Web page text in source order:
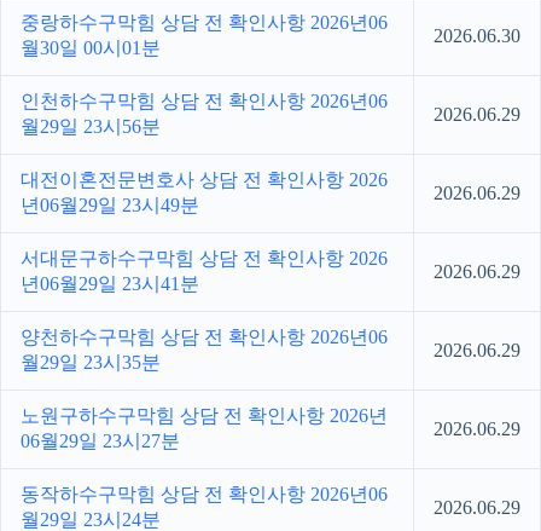
중랑하수구막힘 상담 전 확인사항 2026년06
월30일 00시01분
2026.06.30
인천하수구막힘 상담 전 확인사항 2026년06
월29일 23시56분
2026.06.29
대전이혼전문변호사 상담 전 확인사항 2026
년06월29일 23시49분
2026.06.29
서대문구하수구막힘 상담 전 확인사항 2026
년06월29일 23시41분
2026.06.29
양천하수구막힘 상담 전 확인사항 2026년06
월29일 23시35분
2026.06.29
노원구하수구막힘 상담 전 확인사항 2026년
06월29일 23시27분
2026.06.29
동작하수구막힘 상담 전 확인사항 2026년06
월29일 23시24분
2026.06.29